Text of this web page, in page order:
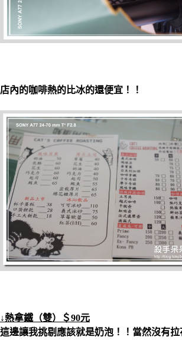
店內的咖啡熱的比冰的還便宜！！
↓熱拿鐵（雙）＄90元
這邊讓我挑剔應該就是奶泡！！當然沒有拉